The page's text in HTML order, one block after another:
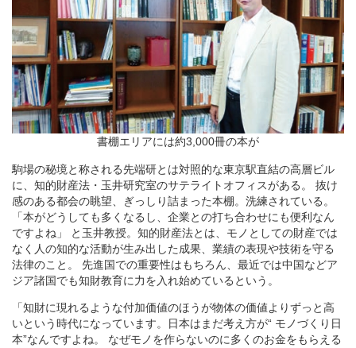
書棚エリアには約3,000冊の本が
駒場の秘境と称される先端研とは対照的な東京駅直結の高層ビル
に、知的財産法・玉井研究室のサテライトオフィスがある。 抜け
感のある都会の眺望、ぎっしり詰まった本棚。洗練されている。
「本がどうしても多くなるし、企業との打ち合わせにも便利なん
ですよね」 と玉井教授。知的財産法とは、モノとしての財産では
なく人の知的な活動が生み出した成果、業績の表現や技術を守る
法律のこと。 先進国での重要性はもちろん、最近では中国などア
ジア諸国でも知財教育に力を入れ始めているという。
「知財に現れるような付加価値のほうが物体の価値よりずっと高
いという時代になっています。日本はまだ考え方が“ モノづくり日
本”なんですよね。 なぜモノを作らないのに多くのお金をもらえる